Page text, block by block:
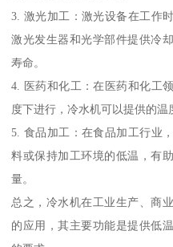
3. 激光加工：激光设备在工作
激光发生器和光学部件提供冷
寿命。
4. 医药和化工：在医药和化工
度下进行，冷水机可以提供的温
5. 食品加工：在食品加工行业
料或保持加工环境的低温，有
量。
总之，冷水机在工业生产、商
的应用，其主要功能是提供低